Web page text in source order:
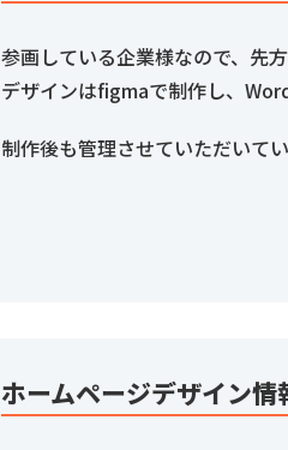
参画している企業様なので、先
デザインはfigmaで制作し、
制作後も管理させていただいてい
ホームページデザイン情